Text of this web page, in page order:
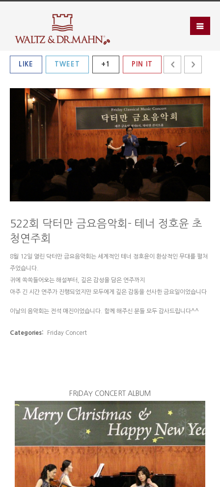
LIKE TWEET +1 PIN IT
522회 닥터만 금요음악회- 테너 정호윤 초
청연주회
8월 12일 열린 닥터만 금요음악회는 세계적인 테너 정호윤이 환상적인 무대를 펼쳐
주었습니다.
귀에 쏙쏙들어오는 해설부터, 깊은 감성을 담은 연주까지
아주 긴 시간 연주가 진행되었지만 모두에게 깊은 감동을 선사한 금요일이었습니다
이날의 음악회는 전석 매진이었습니다. 함께 해주신 분들 모두 감사드립니다^^
Categories: Friday Concert
FRIDAY CONCERT ALBUM